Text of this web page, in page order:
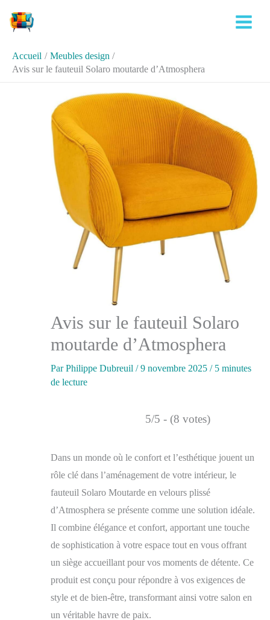
Accueil
Meubles design
Avis sur le fauteuil Solaro moutarde d’Atmosphera
Avis sur le fauteuil Solaro
moutarde d’Atmosphera
ParPhilippe Dubreuil /9 novembre 2025 / 5 minutes
de lecture
5/5 - (8 votes)
Dans un monde où le confort et l’esthétique jouent un
rôle clé dans l’aménagement de votre intérieur, le
fauteuil Solaro Moutarde en velours plissé
d’Atmosphera se présente comme une solution idéale.
Il combine élégance et confort, apportant une touche
de sophistication à votre espace tout en vous offrant
un siège accueillant pour vos moments de détente. Ce
produit est conçu pour répondre à vos exigences de
style et de bien-être, transformant ainsi votre salon en
un véritable havre de paix.